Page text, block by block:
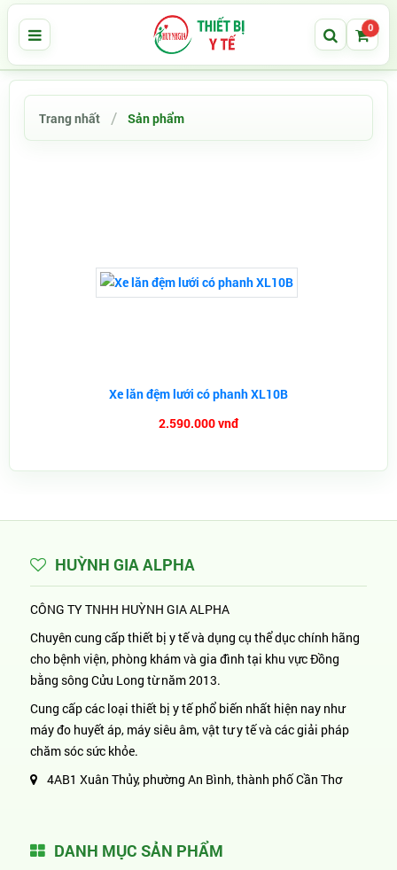
0
Trang nhất Sản phẩm
Xe lăn đệm lưới có phanh XL10B
2.590.000 vnđ
HUỲNH GIA ALPHA
CÔNG TY TNHH HUỲNH GIA ALPHA
Chuyên cung cấp thiết bị y tế và dụng cụ thể dục chính hãng
cho bệnh viện, phòng khám và gia đình tại khu vực Đồng
bằng sông Cửu Long từ năm 2013.
Cung cấp các loại thiết bị y tế phổ biến nhất hiện nay như
máy đo huyết áp, máy siêu âm, vật tư y tế và các giải pháp
chăm sóc sức khỏe.
4AB1 Xuân Thủy, phường An Bình, thành phố Cần Thơ
DANH MỤC SẢN PHẨM